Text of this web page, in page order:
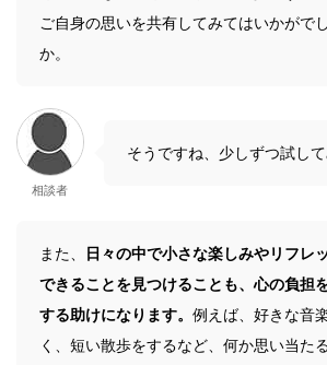
ご自身の思いを共有してみてはいかがで
か。
相談者
そうですね、少しずつ試して
また、
日々の中で小さな楽しみやリフレ
できることを見つけることも、心の負担
する助けになります。 例えば、好きな音
く、短い散歩をするなど、何か思い当た